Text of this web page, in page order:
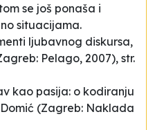
se još ponaša i
situacijama.
ljubavnog diskursa,
Pelago, 2007), str.
kao pasija: o kodiranju
(Zagreb: Naklada